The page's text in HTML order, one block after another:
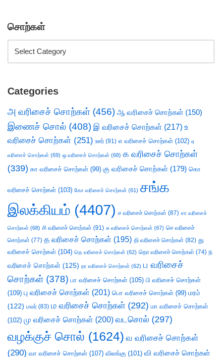
சொற்கள்
Categories
அ வரிசைச் சொற்கள் (456) ஆ வரிசைச் சொற்கள் (150)
இணைச் சொல் (408) இ வரிசைச் சொற்கள் (217) உ
வரிசைச் சொற்கள் (251) ஊர் (91) எ வரிசைச் சொற்கள் (102) ஏ
வரிசைச் சொற்கள் (69) ஒ வரிசைச் சொற்கள் (68) க வரிசைச் சொற்கள்
(339) கா வரிசைச் சொற்கள் (99) கு வரிசைச் சொற்கள் (179) கொ
வரிசைச் சொற்கள் (103) கோ வரிசைச் சொற்கள் (61) சங்க
இலக்கியம் (4407) ச வரிசைச் சொற்கள் (87) சா வரிசைச்
சொற்கள் (68) சி வரிசைச் சொற்கள் (91) சு வரிசைச் சொற்கள் (67) செ வரிசைச்
சொற்கள் (77) த வரிசைச் சொற்கள் (195) தி வரிசைச் சொற்கள் (82) து
வரிசைச் சொற்கள் (104) தெ வரிசைச் சொற்கள் (62) தொ வரிசைச் சொற்கள் (74) ந
வரிசைச் சொற்கள் (125) நா வரிசைச் சொற்கள் (62) ப வரிசைச்
சொற்கள் (378) பா வரிசைச் சொற்கள் (105) பி வரிசைச் சொற்கள்
(109) பு வரிசைச் சொற்கள் (201) பொ வரிசைச் சொற்கள் (99) மரம்
(122) மலர் (83) ம வரிசைச் சொற்கள் (292) மா வரிசைச் சொற்கள்
(102) மு வரிசைச் சொற்கள் (200) வடசொல் (297)
வழக்குச் சொல் (1624) வ வரிசைச் சொற்கள்
(290) வா வரிசைச் சொற்கள் (107) விலங்கு (101) வி வரிசைச் சொற்கள்